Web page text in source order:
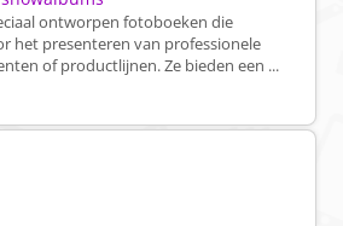
ontworpen fotoboeken die
het presenteren van professionele
of productlijnen. Ze bieden een ...